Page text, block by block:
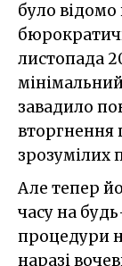
було
листопада
завадило
вторгнення
зрозумілих
Але тепер
часу на
процедури
наразі